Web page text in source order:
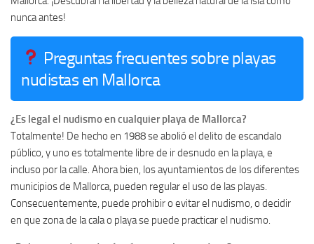
nunca antes!
Preguntas frecuentes sobre playas
nudistas en Mallorca
¿Es legal el nudismo en cualquier playa de Mallorca?
Totalmente! De hecho en 1988 se abolió el delito de escandalo
público, y uno es totalmente libre de ir desnudo en la playa, e
incluso por la calle. Ahora bien, los ayuntamientos de los diferentes
municipios de Mallorca, pueden regular el uso de las playas.
Consecuentemente, puede prohibir o evitar el nudismo, o decidir
en que zona de la cala o playa se puede practicar el nudismo.